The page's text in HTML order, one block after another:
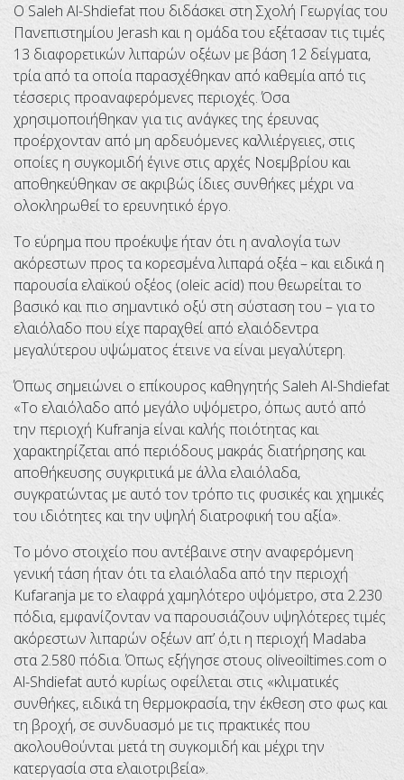
O Saleh Al-Shdiefat που διδάσκει στη Σχολή Γεωργίας του
Πανεπιστημίου Jerash και η ομάδα του εξέτασαν τις τιμές
13 διαφορετικών λιπαρών οξέων με βάση 12 δείγματα,
τρία από τα οποία παρασχέθηκαν από καθεμία από τις
τέσσερις προαναφερόμενες περιοχές. Όσα
χρησιμοποιήθηκαν για τις ανάγκες της έρευνας
προέρχονταν από μη αρδευόμενες καλλιέργειες, στις
οποίες η συγκομιδή έγινε στις αρχές Νοεμβρίου και
αποθηκεύθηκαν σε ακριβώς ίδιες συνθήκες μέχρι να
ολοκληρωθεί το ερευνητικό έργο.
Το εύρημα που προέκυψε ήταν ότι η αναλογία των
ακόρεστων προς τα κορεσμένα λιπαρά οξέα – και ειδικά η
παρουσία ελαϊκού οξέος (oleic acid) που θεωρείται το
βασικό και πιο σημαντικό οξύ στη σύσταση του – για το
ελαιόλαδο που είχε παραχθεί από ελαιόδεντρα
μεγαλύτερου υψώματος έτεινε να είναι μεγαλύτερη.
Όπως σημειώνει ο επίκουρος καθηγητής Saleh Al-Shdiefat
«Το ελαιόλαδο από μεγάλο υψόμετρο, όπως αυτό από
την περιοχή Kufranja είναι καλής ποιότητας και
χαρακτηρίζεται από περιόδους μακράς διατήρησης και
αποθήκευσης συγκριτικά με άλλα ελαιόλαδα,
συγκρατώντας με αυτό τον τρόπο τις φυσικές και χημικές
του ιδιότητες και την υψηλή διατροφική του αξία».
Το μόνο στοιχείο που αντέβαινε στην αναφερόμενη
γενική τάση ήταν ότι τα ελαιόλαδα από την περιοχή
Kufaranja με το ελαφρά χαμηλότερο υψόμετρο, στα 2.230
πόδια, εμφανίζονταν να παρουσιάζουν υψηλότερες τιμές
ακόρεστων λιπαρών οξέων απ’ ό,τι η περιοχή Madaba
στα 2.580 πόδια. Όπως εξήγησε στους oliveoiltimes.com o
Al-Shdiefat αυτό κυρίως οφείλεται στις «κλιματικές
συνθήκες, ειδικά τη θερμοκρασία, την έκθεση στο φως και
τη βροχή, σε συνδυασμό με τις πρακτικές που
ακολουθούνται μετά τη συγκομιδή και μέχρι την
κατεργασία στα ελαιοτριβεία».